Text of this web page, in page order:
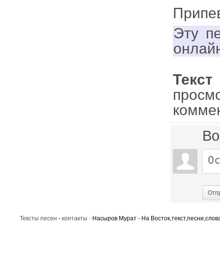
Эту
Тексты песен - контакты · Насыров Мурат - На